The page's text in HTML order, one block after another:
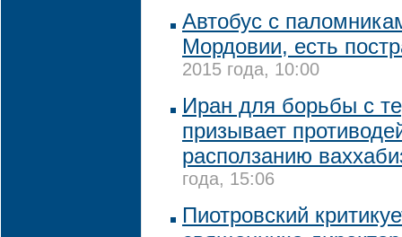
Автобус с
Мордовии, есть
2015 года, 10:00
Иран для борьбы с
призывает
расползанию
года, 15:06
Пиотровский